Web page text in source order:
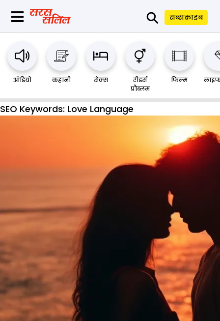
⚲ सब्सक्राइब
ऑडियो कहानी सेक्स
रीडर्स
प्रौब्लम
फिल्म
SEO Keywords: Love Language